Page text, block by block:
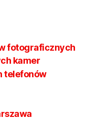
fotograficznych
kamer
telefonów